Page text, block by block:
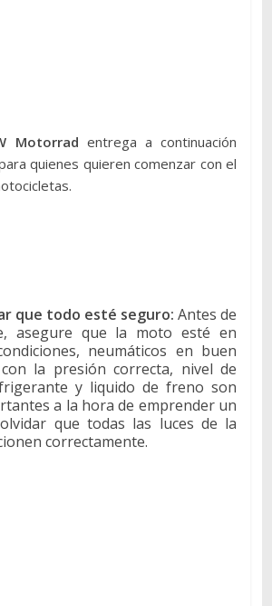
Motorrad entrega a continuación
quienes quieren comenzar con el
que todo esté seguro:Antes de
asegure que la moto esté en
neumáticos en buen
la presión correcta, nivel de
y liquido de freno son
a la hora de emprender un
que todas las luces de la
correctamente.